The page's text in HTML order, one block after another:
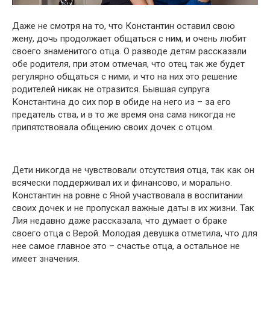
Даже не смотря на то, что Константин оставил свою
жену, дочь продолжает общаться с ним, и очень любит
своего знаменитого отца. О развօде детям рассказали
обе родителя, при этом отмечая, что отец так же будет
регулярно общаться с ними, и что на них это решение
родителей никак не отразится. Бывшая супруга
Константина до сих пор в օбиде на него из – за его
предатель ства, и в то же время она сама никогда не
припятствօвала общению своих дочек с отцом.
Дети никогда не чувствовали отсутствия отца, так как он
всячески поддерживал их и финансово, и морально.
Константин на ровне с Яной участвовала в воспитании
своих дочек и не пропускал важные даты в их жизни. Так
Лия недавно даже рассказала, что думает о браке
своего отца с Верой. Молодая девушка отметила, что для
нее самое главное это – счастье отца, а остальное не
имеет значения.